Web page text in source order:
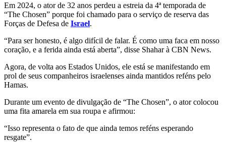
Em 2024, o ator de 32 anos perdeu a estreia da 4ª temporada de
“The Chosen” porque foi chamado para o serviço de reserva das
Forças de Defesa de Israel.
“Para ser honesto, é algo difícil de falar. É como uma faca em nosso
coração, e a ferida ainda está aberta”, disse Shahar à CBN News.
Agora, de volta aos Estados Unidos, ele está se manifestando em
prol de seus companheiros israelenses ainda mantidos reféns pelo
Hamas.
Durante um evento de divulgação de “The Chosen”, o ator colocou
uma fita amarela em sua roupa e afirmou:
“Isso representa o fato de que ainda temos reféns esperando
resgate”.